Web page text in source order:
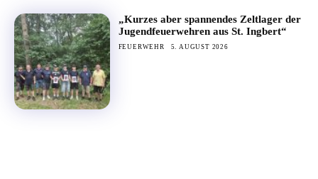
„Kurzes aber spannendes Zeltlager der
Jugendfeuerwehren aus St. Ingbert“
FEUERWEHR 5. AUGUST 2026